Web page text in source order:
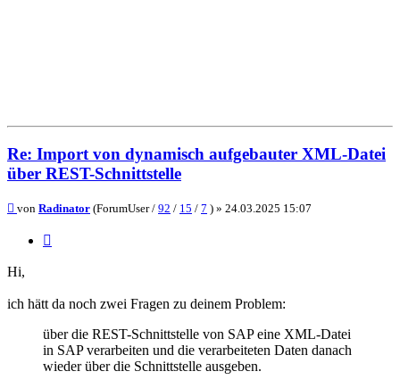
Re: Import von dynamisch aufgebauter XML-Datei
über REST-Schnittstelle
Beitrag
von Radinator (ForumUser / 92 / 15 / 7 ) » 24.03.2025 15:07
Hi,
ich hätt da noch zwei Fragen zu deinem Problem:
über die REST-Schnittstelle von SAP eine XML-Datei
in SAP verarbeiten und die verarbeiteten Daten danach
wieder über die Schnittstelle ausgeben.